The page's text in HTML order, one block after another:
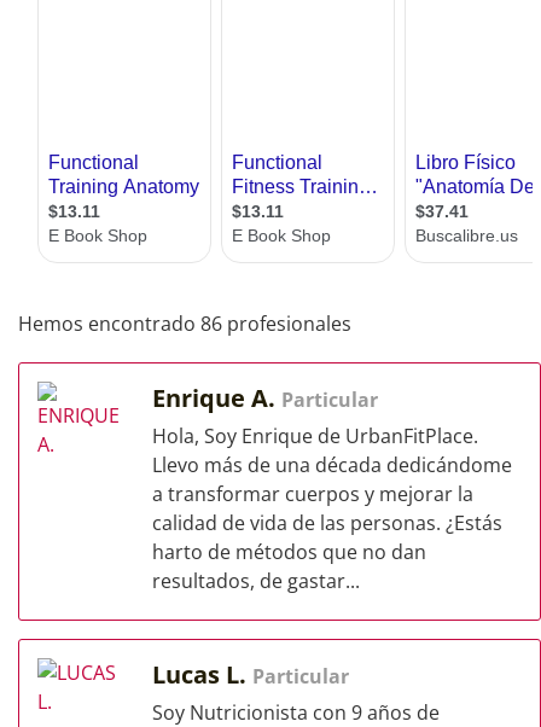
Hemos encontrado 86 profesionales
Enrique A. Particular
Hola, Soy Enrique de UrbanFitPlace.
Llevo más de una década dedicándome
a transformar cuerpos y mejorar la
calidad de vida de las personas. ¿Estás
harto de métodos que no dan
resultados, de gastar...
Lucas L. Particular
Soy Nutricionista con 9 años de